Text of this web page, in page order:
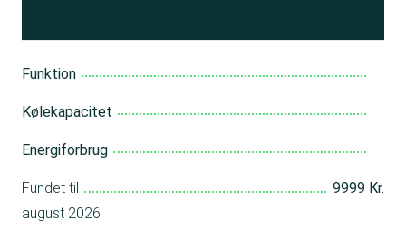
Funktion
Kølekapacitet
Energiforbrug
Fundet til
9999 Kr.
august 2026